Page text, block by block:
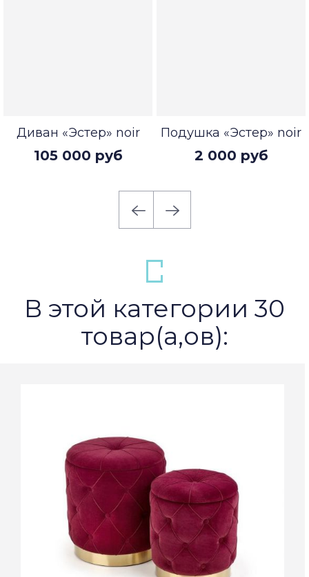
Диван «Эстер» noir
105 000 руб
Подушка «Эстер» noir
2 000 руб
В этой категории 30
товар(а,ов):